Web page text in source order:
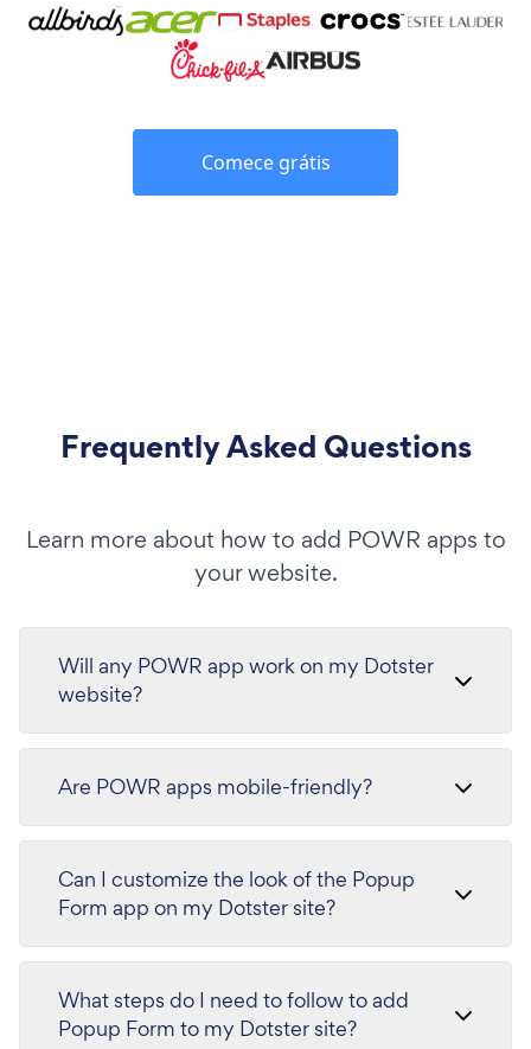
Comece grátis
Frequently Asked Questions
Learn more about how to add POWR apps to
your website.
Will any POWR app work on my Dotster
website?
Are POWR apps mobile-friendly?
Can I customize the look of the Popup
Form app on my Dotster site?
What steps do I need to follow to add
Popup Form to my Dotster site?